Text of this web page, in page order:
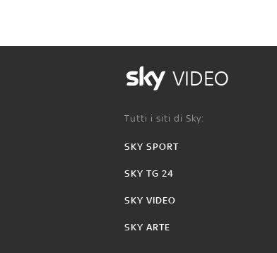
VIDEO
Tutti i siti di Sky:
SKY SPORT
SKY TG 24
SKY VIDEO
SKY ARTE